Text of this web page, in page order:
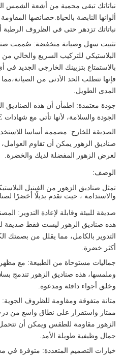
نباتاتك تبقى محمية من أشعة الشمس
ألوانها النابضة بالحياة.خصائصها
نباتاتك تزدهر حتى في الظروف الرطبة
تثبيت سهل وصيانة منخفضة: صُممت
البلاستيكي للتركيب السريع والخالي
بالاستمتاع بتزيينك الخارجي الجديد
فإنها تتطلب الحد الأدنى من
المدى الطويل.
جودة معتمدة: اطمأن أن هذه الصناديق
الجودة والسلامة، لأنها تأتي مع شهادات CE و ISO.
الصديقة للخارج: مصممة أساسا
صناديق الزهور يمكن أن تقاوم العوامل،
لعرض الزهور المفضلة لديك والخضرة.
الوصف:
تمثل صناديق الزهور من الفينيل
والاستدامة ، حيث تقدم بديلًا أخضرًا
صديقة للبيئة وقابلة لإعادة التدوير:
هذه صناديق الزهور ليست فقط صديقة
التدوير بالكامل، مما يقلل من بصمتك
أكثر خضرة.
جماليات مستوحاة من الطبيعة: مع
وملمسها، هذه صناديق الزهور تندمج
وخلق أجواء دافئة ومدعوة.
متانة متفوقة ومقاومة للظروف الجوية:
ممتاز واستقرار على نطاق واسع من
الزهور مقاومة للطقس ويمكن أن
جمال وظيفية طويلة الأمد.
خيارات التصميم المتعددة: متوفرة في